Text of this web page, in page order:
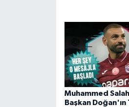
Muhammed
Başkan